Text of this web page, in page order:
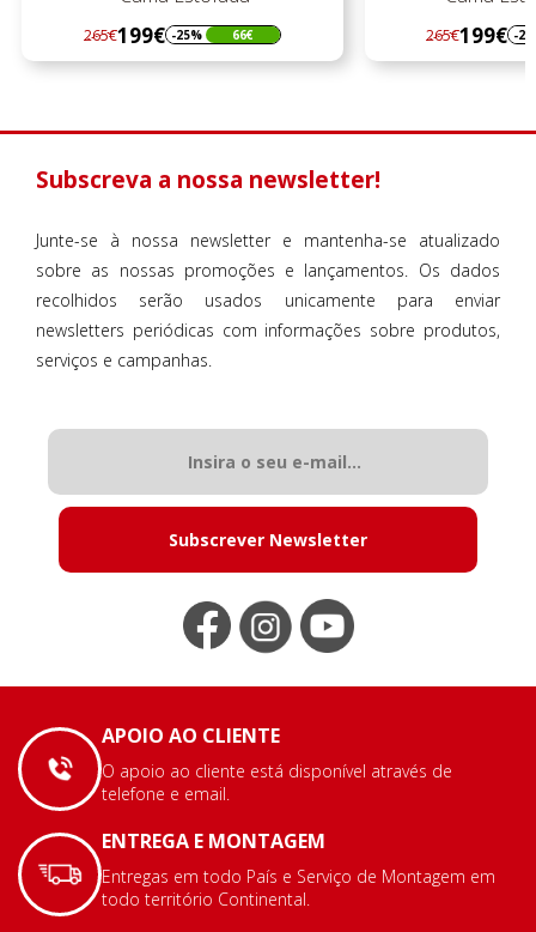
Regular
preço
265€199€
Preço -25%
preço
265€
Preço
Subscreva a nossa newsletter!
Junte-se à nossa newsletter e mantenha-se atualizado
sobre as nossas promoções e lançamentos. Os dados
recolhidos serão usados unicamente para enviar
newsletters periódicas com informações sobre produtos,
serviços e campanhas.
Subscrever Newsletter
APOIO AO CLIENTE
O apoio ao cliente está disponível através de
telefone e email.
ENTREGA E MONTAGEM
Entregas em todo País e Serviço de Montagem em
todo território Continental.